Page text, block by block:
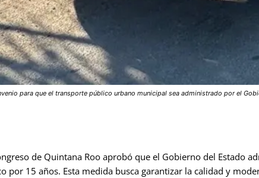
para que el transporte público urbano municipal sea administrado por el
de Quintana Roo aprobó que el Gobierno del Estado
por 15 años. Esta medida busca garantizar la calidad y